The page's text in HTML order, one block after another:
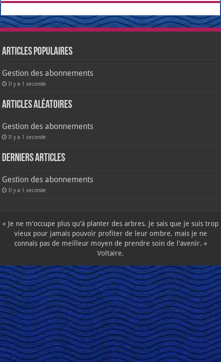
Articles populaires
Gestion des abonnements
Il y a 1 seconde
Articles aléatoires
Gestion des abonnements
Il y a 1 seconde
Derniers articles
Gestion des abonnements
Il y a 1 seconde
« Je ne m'occupe plus qu'à planter des arbres. Je sais que je suis trop
vieux pour jamais pouvoir profiter de leur ombre, mais je ne
connais pas de meilleur moyen de prendre soin de l'avenir. »
Voltaire.